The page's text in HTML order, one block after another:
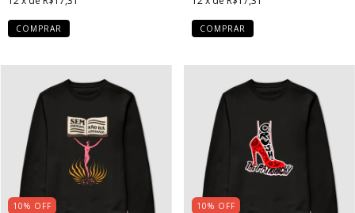
COMPRAR COMPRAR
10% OFF 10% OFF